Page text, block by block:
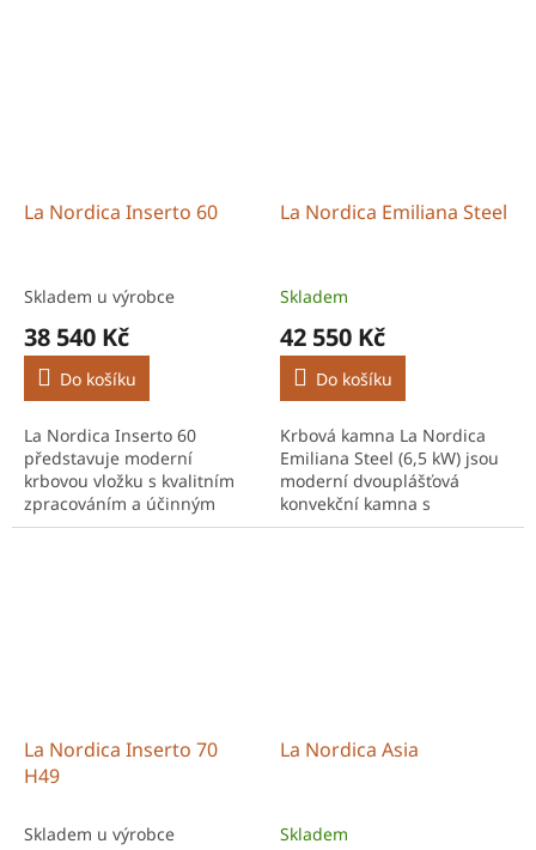
La Nordica Inserto 60
Skladem u výrobce
38 540 Kč
Do košíku
La Nordica Inserto 60
představuje moderní
krbovou vložku s kvalitním
zpracováním a účinným
spalováním dřeva. Poskytuje
La Nordica Emiliana Steel
Skladem
42 550 Kč
Do košíku
Krbová kamna La Nordica
Emiliana Steel (6,5 kW) jsou
moderní dvouplášťová
konvekční kamna s
energetickou třídou A+,
La Nordica Inserto 70
H49
Skladem u výrobce
La Nordica Asia
Skladem